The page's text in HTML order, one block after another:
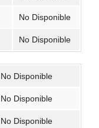
No Disponible
No Disponible
No Disponible
No Disponible
No Disponible